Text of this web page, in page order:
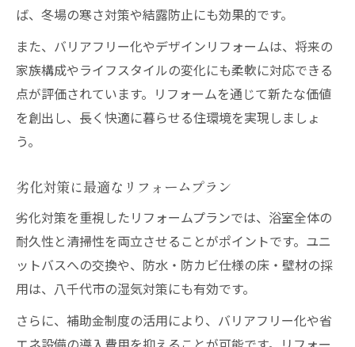
ば、冬場の寒さ対策や結露防止にも効果的です。
また、バリアフリー化やデザインリフォームは、将来の
家族構成やライフスタイルの変化にも柔軟に対応できる
点が評価されています。リフォームを通じて新たな価値
を創出し、長く快適に暮らせる住環境を実現しましょ
う。
劣化対策に最適なリフォームプラン
劣化対策を重視したリフォームプランでは、浴室全体の
耐久性と清掃性を両立させることがポイントです。ユニ
ットバスへの交換や、防水・防カビ仕様の床・壁材の採
用は、八千代市の湿気対策にも有効です。
さらに、補助金制度の活用により、バリアフリー化や省